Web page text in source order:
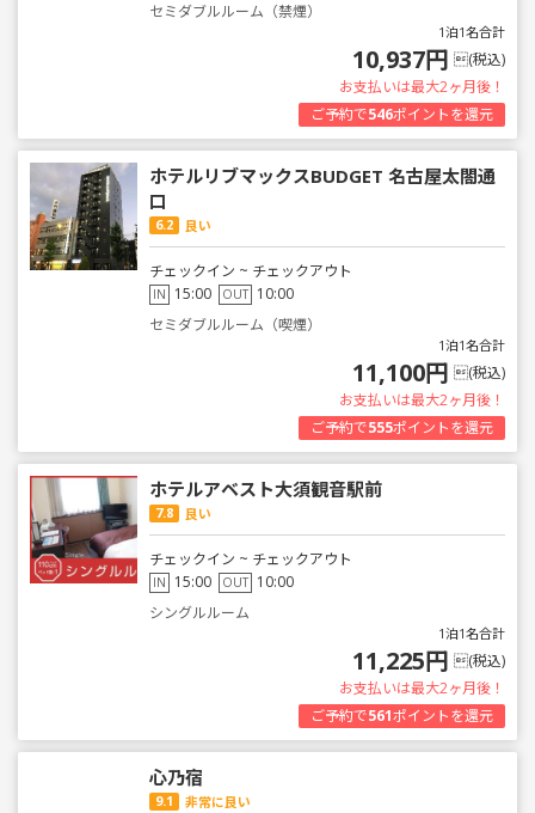
セミダブルルーム（禁煙）
1泊1名合計
10,937円 (税込)
お支払いは最大2ヶ月後！
ご予約で546ポイントを還元
ホテルリブマックスBUDGET 名古屋太閤通
口
6.2 良い
チェックイン ~ チェックアウト
IN 15:00 OUT 10:00
セミダブルルーム（喫煙）
1泊1名合計
11,100円 (税込)
お支払いは最大2ヶ月後！
ご予約で555ポイントを還元
ホテルアベスト大須観音駅前
7.8 良い
チェックイン ~ チェックアウト
IN 15:00 OUT 10:00
シングルルーム
1泊1名合計
11,225円 (税込)
お支払いは最大2ヶ月後！
ご予約で561ポイントを還元
心乃宿
9.1 非常に良い